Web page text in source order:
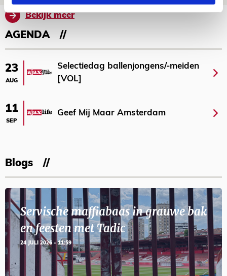
Bekijk meer
AGENDA
23
AUG
Selectiedag ballenjongens/-meiden
[VOL]
11
SEP
Geef Mij Maar Amsterdam
Blogs
Servische maffiabaas in grauwe bak
en feesten met Tadic
24 JULI 2026 - 11:59